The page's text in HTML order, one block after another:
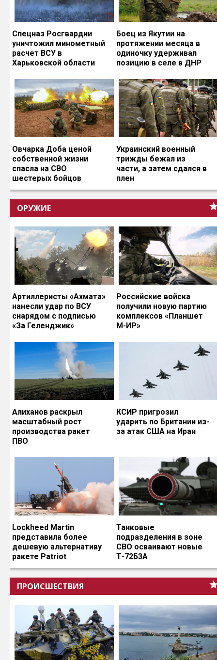
Спецназ Росгвардии
уничтожил минометный
расчет ВСУ в
Харьковской области
Боец из Якутии на
протяжении месяца в
одиночку удерживал
позицию в селе в ДНР
Овчарка Доба ценой
собственной жизни
спасла на СВО
шестерых бойцов
Украинский военный
трижды бежал из
части, а затем сдался в
плен
ОРУЖИЕ
Артиллеристы «Ахмата»
нанесли удар по ВСУ
снарядом с подписью
«За Геленджик»
Российские войска
получили новую партию
комплексов «Планшет
М-ИР»
Алиханов раскрыл
масштабный рост
производства ракет
ПВО
КСИР пригрозил
ударить по Британии из-
за атак США на Иран
Lockheed Martin
представила более
дешевую альтернативу
ракете Patriot
Танковые
подразделения в зоне
СВО осваивают новые
Т-72Б3А
ПРОИСШЕСТВИЯ